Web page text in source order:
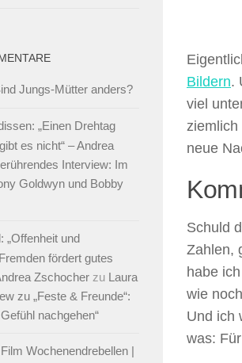
Bildern.
viel
ziemlich
neue
Schuld
Zahlen,
habe
wie
Und ich
was:
Jungs-Mütter anders?
„Einen Drehtag
es nicht“ – Andrea
Interview: Im
Goldwyn und Bobby
„Offenheit und
fördert gutes
Zschocher zu Laura
zu „Feste & Freunde“:
nachgehen“
Wochenendrebellen |